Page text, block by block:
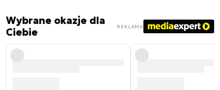
Wybrane okazje dla
Ciebie
REKLAMA